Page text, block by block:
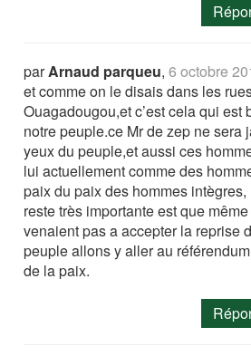
parArnaud parqueu,6 octobre
et comme on le disais dans les
Ouagadougou,et c’est cela qui est
notre peuple.ce Mr de zep ne sera
yeux du peuple,et aussi ces
lui actuellement comme des
paix du paix des hommes
reste très importante est que
venaient pas a accepter la reprise
peuple allons y aller au
de la paix.